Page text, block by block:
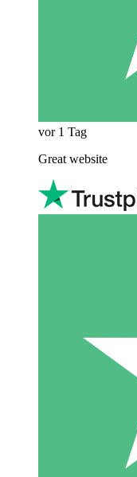
vor 1 Tag
Great website